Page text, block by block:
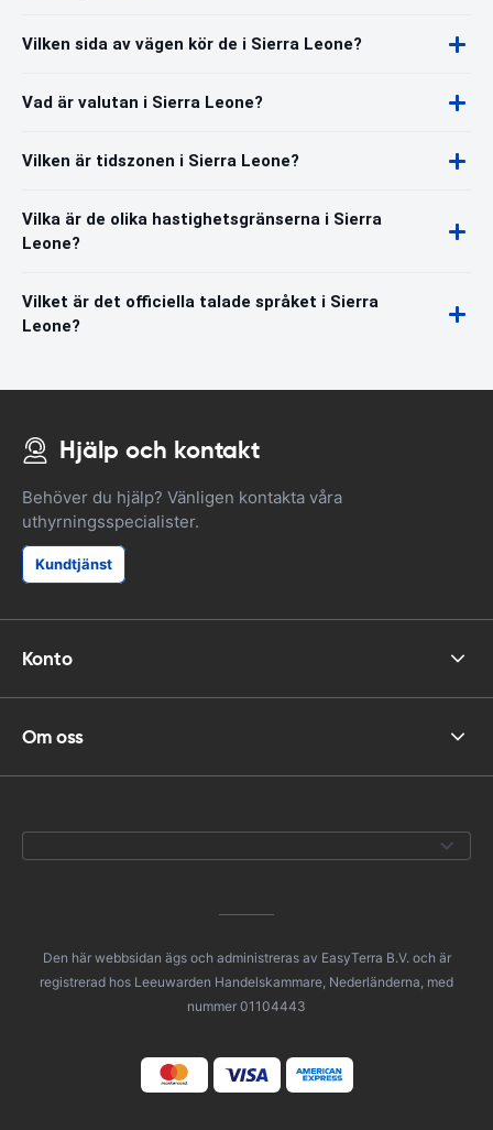
Vilken sida av vägen kör de i Sierra Leone?
Vad är valutan i Sierra Leone?
Vilken är tidszonen i Sierra Leone?
Vilka är de olika hastighetsgränserna i Sierra
Leone?
Vilket är det officiella talade språket i Sierra
Leone?
Hjälp och kontakt
Behöver du hjälp? Vänligen kontakta våra
uthyrningsspecialister.
Kundtjänst
Konto
Om oss
Den här webbsidan ägs och administreras av EasyTerra B.V. och är
registrerad hos Leeuwarden Handelskammare, Nederländerna, med
nummer 01104443